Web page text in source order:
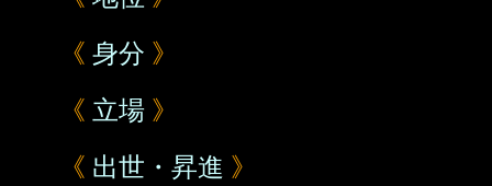
《 身分 》
《 立場 》
《 出世・昇進 》